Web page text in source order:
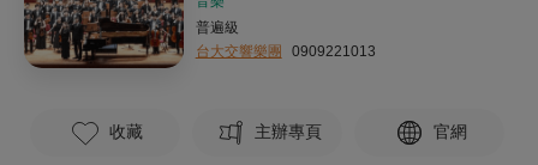
普遍級
台大交響樂團
0909221013
收藏 主辦專頁 官網